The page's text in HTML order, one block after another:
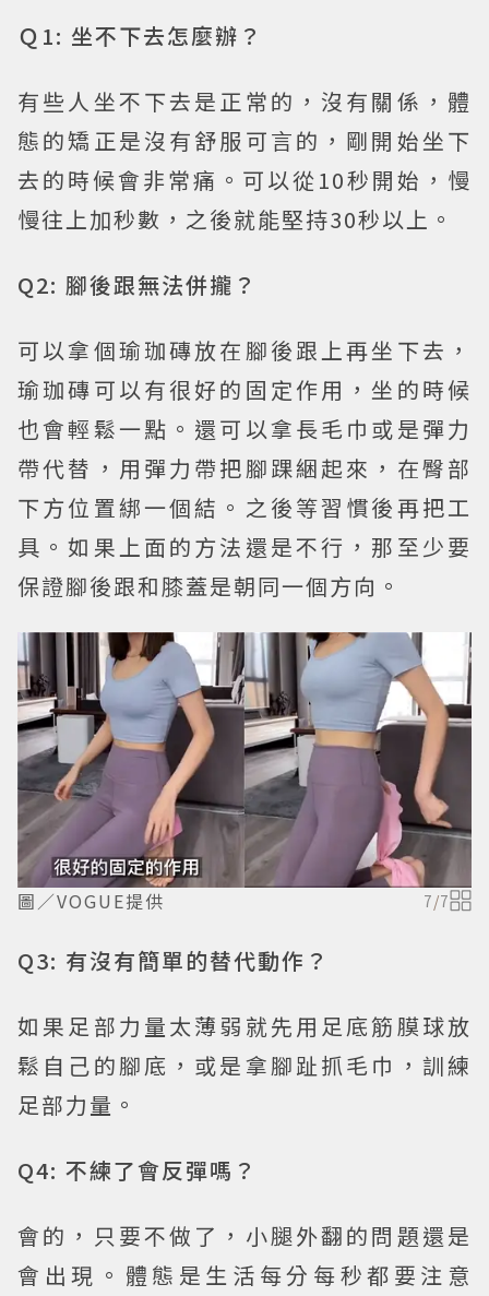
Ｑ1: 坐不下去怎麼辦？
有些人坐不下去是正常的，沒有關係，體
態的矯正是沒有舒服可言的，剛開始坐下
去的時候會非常痛。可以從10秒開始，慢
慢往上加秒數，之後就能堅持30秒以上。
Q2: 腳後跟無法併攏？
可以拿個瑜珈磚放在腳後跟上再坐下去，
瑜珈磚可以有很好的固定作用，坐的時候
也會輕鬆一點。還可以拿長毛巾或是彈力
帶代替，用彈力帶把腳踝綑起來，在臀部
下方位置綁一個結。之後等習慣後再把工
具。如果上面的方法還是不行，那至少要
保證腳後跟和膝蓋是朝同一個方向。
圖／VOGUE提供 7/7
Q3: 有沒有簡單的替代動作？
如果足部力量太薄弱就先用足底筋膜球放
鬆自己的腳底，或是拿腳趾抓毛巾，訓練
足部力量。
Q4: 不練了會反彈嗎？
會的，只要不做了，小腿外翻的問題還是
會出現。體態是生活每分每秒都要注意